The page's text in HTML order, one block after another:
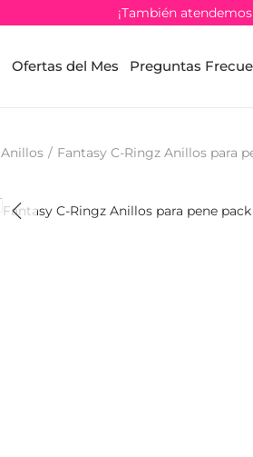
¡También
Ofertas del Mes Preguntas
Anillos / Fantasy C-Ringz Anillos para